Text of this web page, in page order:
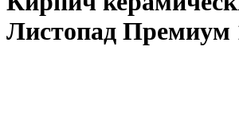
Листопад